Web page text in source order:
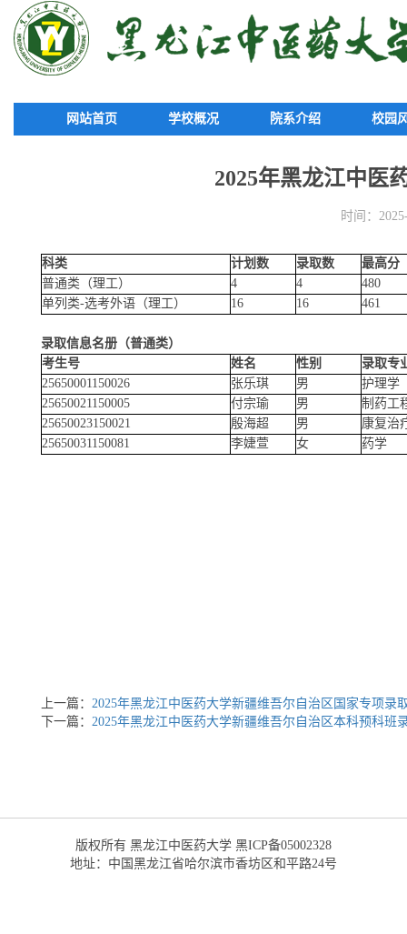
网站首页 学校概况 院系介绍 校园
2025年黑龙江中医
时间：
科类 计划数 录取数
最高分
普通类（理工）
4 4
480
单列类-选考外语（理工）
16 16 461
录取信息名册（普通类）
考生号
姓名 性别
录取专
25650001150026
张乐琪 男
护理学
25650021150005
付宗瑜 男
制药工
25650023150021
殷海超 男
康复治
25650031150081
李婕萱 女 药学
上一篇： 2025年黑龙江中医药大学新疆维吾尔自治区国家专项录
下一篇： 2025年黑龙江中医药大学新疆维吾尔自治区本科预科班
版权所有 黑龙江中医药大学 黑ICP备05002328
地址：中国黑龙江省哈尔滨市香坊区和平路24号